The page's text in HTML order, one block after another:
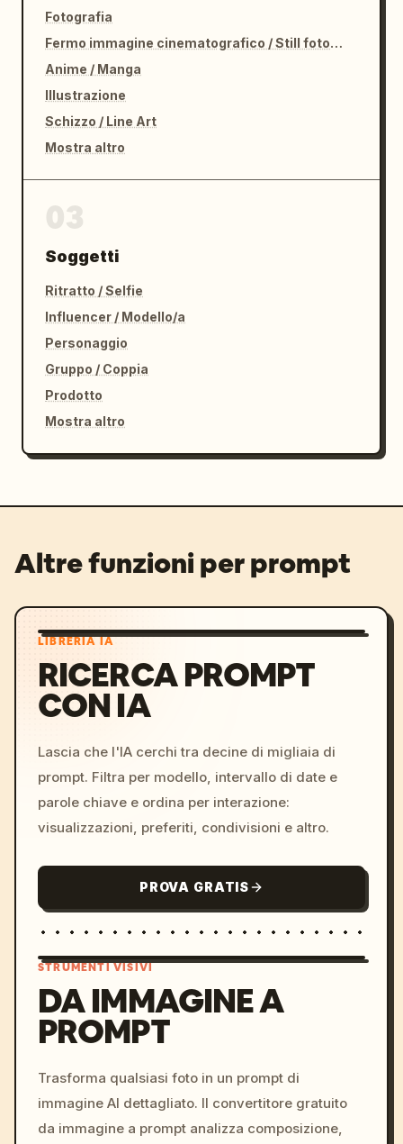
Fotografia
Fermo immagine cinematografico / Still fotografico
Anime / Manga
Illustrazione
Schizzo / Line Art
Mostra altro
Soggetti
Ritratto / Selfie
Influencer / Modello/a
Personaggio
Gruppo / Coppia
Prodotto
Mostra altro
Altre funzioni per prompt
LIBRERIA IA
RICERCA PROMPT
CON IA
Lascia che l'IA cerchi tra decine di migliaia di
prompt. Filtra per modello, intervallo di date e
parole chiave e ordina per interazione:
visualizzazioni, preferiti, condivisioni e altro.
PROVA GRATIS
colors, 8k --v 6.0
STRUMENTI VISIVI
DA IMMAGINE A
PROMPT
Trasforma qualsiasi foto in un prompt di
immagine AI dettagliato. Il convertitore gratuito
da immagine a prompt analizza composizione,